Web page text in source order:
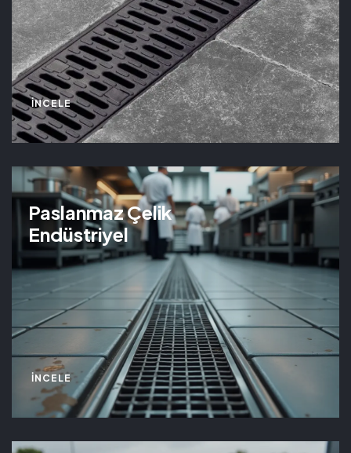
İNCELE
Paslanmaz Çelik
Endüstriyel
İNCELE